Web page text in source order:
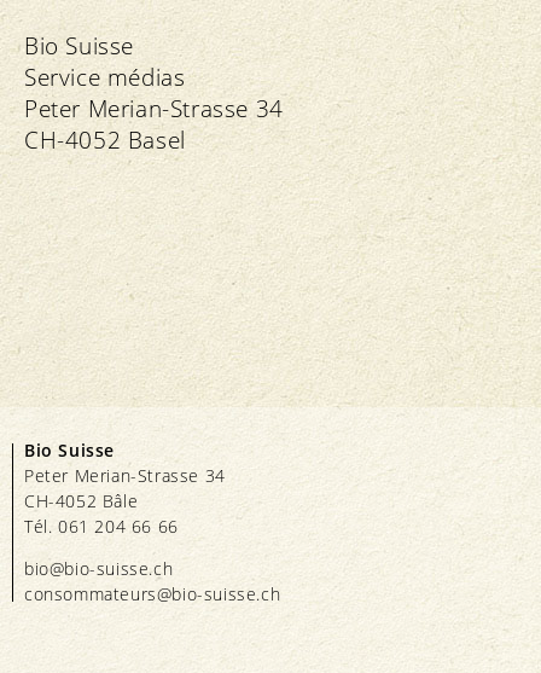
Bio Suisse
Service médias
Peter Merian-Strasse 34
CH-4052 Basel
Bio Suisse
Peter Merian-Strasse 34
CH-4052 Bâle
Tél. 061 204 66 66
bio@bio-suisse.ch
consommateurs@bio-suisse.ch